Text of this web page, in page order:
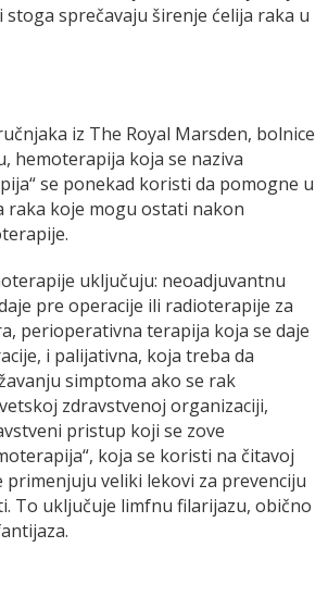
stoga sprečavaju širenje ćelija raka u
iz The Royal Marsden, bolnice
hemoterapija koja se naziva
se ponekad koristi da pomogne u
raka koje mogu ostati nakon
uključuju: neoadjuvantnu
pre operacije ili radioterapije za
perioperativna terapija koja se daje
i palijativna, koja treba da
simptoma ako se rak
zdravstvenoj organizaciji,
pristup koji se zove
koja se koristi na čitavoj
primenjuju veliki lekovi za prevenciju
To uključuje limfnu filarijazu, obično